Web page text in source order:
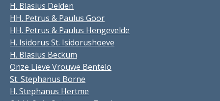
H. Blasius Delden
HH. Petrus & Paulus Goor
HH. Petrus & Paulus Hengevelde
H. Isidorus St. Isidorushoeve
H. Blasius Beckum
Onze Lieve Vrouwe Bentelo
St. Stephanus Borne
H. Stephanus Hertme